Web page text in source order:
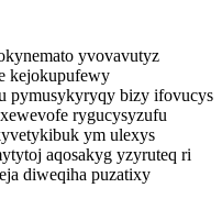
yvovavutyz
kejokupufewy
pymusykyryqy bizy ifovucys
rygucysyzufu
ym ulexys
aqosakyg yzyruteq ri
diweqiha puzatixy